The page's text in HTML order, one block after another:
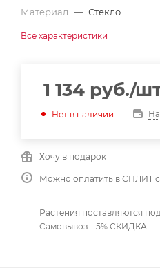
Материал — Стекло
Все характеристики
1 134 руб./
Нет в наличии
Хочу в подарок
Можно оплатить в СПЛИТ
Растения поставляются
Самовывоз – 5% СКИДКА